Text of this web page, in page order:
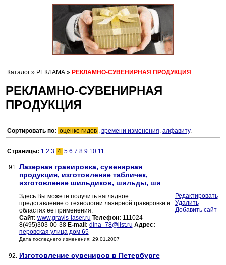
Каталог » РЕКЛАМА » РЕКЛАМНО-СУВЕНИРНАЯ ПРОДУКЦИЯ
РЕКЛАМНО-СУВЕНИРНАЯ
ПРОДУКЦИЯ
Сортировать по: оценке гидов , времени изменения, алфавиту.
Страницы: 1 2 3 4 5 6 7 8 9 10 11
91. Лазерная гравировка, сувенирная
продукция, изготовление табличек,
изготовление шильдиков, шильды, ши
Здесь Вы можете получить наглядное
представление о технологии лазерной гравировки и
областях ее применения.
Сайт: www.gravis-laser.ru Телефон: 111024
8(495)303-00-38 E-mail: dina_78@list.ru Адрес:
перовская улица дом 65
Дата последнего изменения: 29.01.2007
Редактировать
Удалить
Добавить сайт
92. Изготовление сувениров в Петербурге